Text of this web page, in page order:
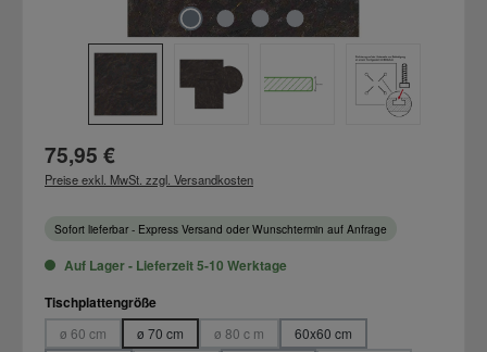
Regulärer Preis:
75,95 €
Preise exkl. MwSt. zzgl. Versandkosten
Sofort lieferbar - Express Versand oder Wunschtermin auf Anfrage
Auf Lager - Lieferzeit 5-10 Werktage
Tischplattengrößeauswählen
ø 60 cm(Diese Option ist zurzeit nicht verfügbar.)
ø 70 cm ø 80 c m(Diese Option ist zurzeit nicht verfügbar.)
60x60 cm